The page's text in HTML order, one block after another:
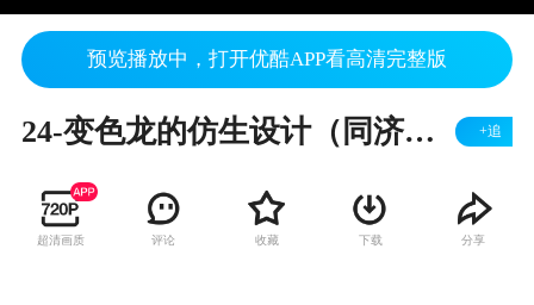
预览播放中，打开优酷APP看高清完整版
24-变色龙的仿生设计（同济大学） +追
超清画质 评论 收藏 下载 分享